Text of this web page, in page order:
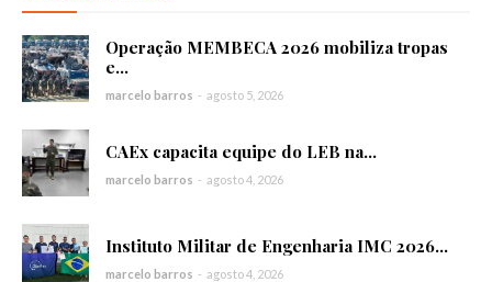
Operação MEMBECA 2026 mobiliza tropas
e...
marcelo barros - agosto 5, 2026
CAEx capacita equipe do LEB na...
marcelo barros - agosto 4, 2026
Instituto Militar de Engenharia IMC 2026...
marcelo barros - agosto 4, 2026